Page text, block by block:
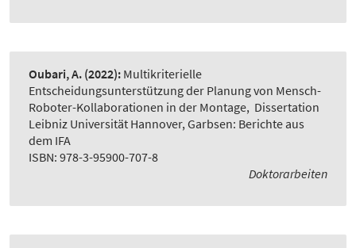
Oubari, A. (2022): Multikriterielle
Entscheidungsunterstützung der Planung von Mensch-
Roboter-Kollaborationen in der Montage, Dissertation
Leibniz Universität Hannover, Garbsen: Berichte aus
dem IFA
ISBN: 978-3-95900-707-8
Doktorarbeiten